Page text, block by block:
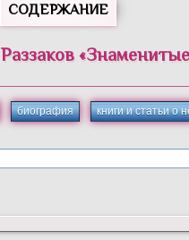
СОДЕРЖАНИЕ
Раззаков«
биография книги и статьи о